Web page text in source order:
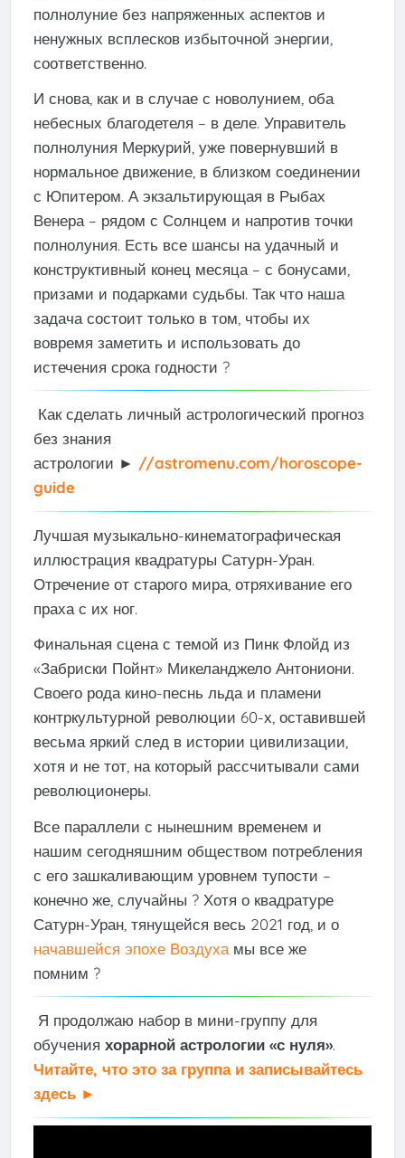
полнолуние без напряженных аспектов и
ненужных всплесков избыточной энергии,
соответственно.
И снова, как и в случае с новолунием, оба
небесных благодетеля – в деле. Управитель
полнолуния Меркурий, уже повернувший в
нормальное движение, в близком соединении
с Юпитером. А экзальтирующая в Рыбах
Венера – рядом с Солнцем и напротив точки
полнолуния. Есть все шансы на удачный и
конструктивный конец месяца – с бонусами,
призами и подарками судьбы. Так что наша
задача состоит только в том, чтобы их
вовремя заметить и использовать до
истечения срока годности ?
Как сделать личный астрологический прогноз
без знания
астрологии ► //astromenu.com/horoscope-
guide
Лучшая музыкально-кинематографическая
иллюстрация квадратуры Сатурн-Уран.
Отречение от старого мира, отряхивание его
праха с их ног.
Финальная сцена с темой из Пинк Флойд из
«Забриски Пойнт» Микеланджело Антониони.
Своего рода кино-песнь льда и пламени
контркультурной революции 60-х, оставившей
весьма яркий след в истории цивилизации,
хотя и не тот, на который рассчитывали сами
революционеры.
Все параллели с нынешним временем и
нашим сегодняшним обществом потребления
с его зашкаливающим уровнем тупости –
конечно же, случайны ? Хотя о квадратуре
Сатурн-Уран, тянущейся весь 2021 год, и о
начавшейся эпохе Воздухамы все же
помним ?
Я продолжаю набор в мини-группу для
обучения хорарной астрологии «с нуля».
Читайте, что это за группа и записывайтесь
здесь ►